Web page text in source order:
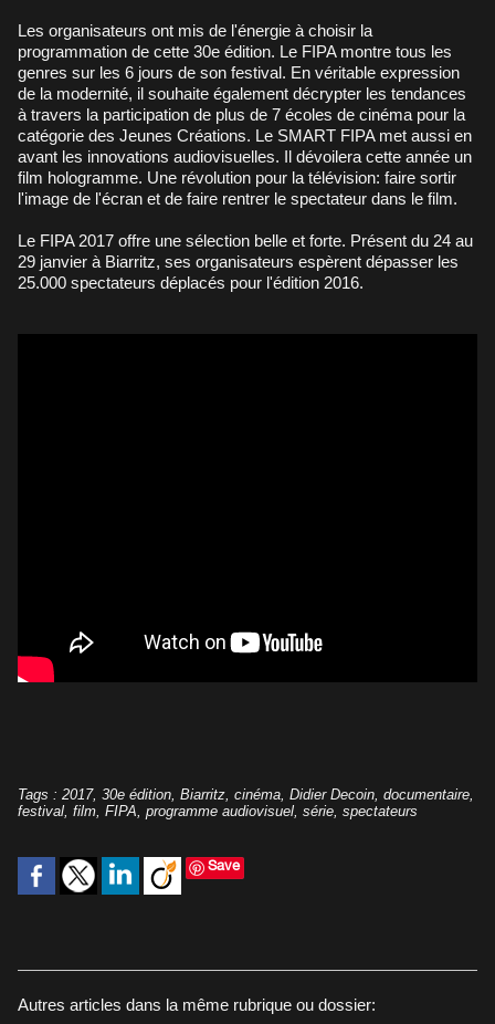
Les organisateurs ont mis de l'énergie à choisir la
programmation de cette 30e édition. Le FIPA montre tous les
genres sur les 6 jours de son festival. En véritable expression
de la modernité, il souhaite également décrypter les tendances
à travers la participation de plus de 7 écoles de cinéma pour la
catégorie des Jeunes Créations. Le SMART FIPA met aussi en
avant les innovations audiovisuelles. Il dévoilera cette année un
film hologramme. Une révolution pour la télévision: faire sortir
l'image de l'écran et de faire rentrer le spectateur dans le film.
Le FIPA 2017 offre une sélection belle et forte. Présent du 24 au
29 janvier à Biarritz, ses organisateurs espèrent dépasser les
25.000 spectateurs déplacés pour l'édition 2016.
Tags : 2017, 30e édition, Biarritz, cinéma, Didier Decoin, documentaire,
festival, film, FIPA, programme audiovisuel, série, spectateurs
Save
Autres articles dans la même rubrique ou dossier: